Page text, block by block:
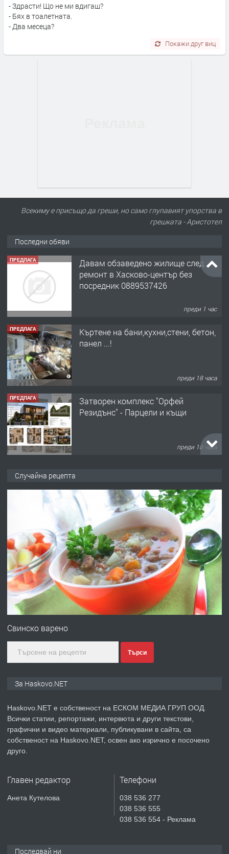
- Здрасти! Що не ми вдигаш?
- Бях в тоалетната.
- Два месеца?
Покажи друг виц
Всекиму е присъщо да греши, но само глупавият упорства в
грешката - Аристотел
Последни обяви
ПРЕДЛАГА
Давам обзаведено жилище след
ремонт в Хасково-център без
посредник 0889537426
преди 1 час
ПРЕДЛАГА
Къртене на бани,кухни,стени, бетон,
панел ...!
преди 18 часа
ПРЕДЛАГА
Затворен комплекс "Орфей
Резидънс" - Парцели и къщи
преди 18 часа
537 426
преди 18 часа
ПРЕДЛАГА
Давам обзаведено жилище за жена
без брокери 0889 537 426
преди 18 часа
ПРЕДЛАГА Под НАЕМ двустаен Орфей
преди 3 дни
ПРЕДЛАГА
🔑 ОБЗАВЕДЕНА ГАРСОНИЕРА ПОД
НАПЪЛНО ОБЗАВЕДЕН И
Случайна рецепта
Свинско варено
Търси
За Haskovo.NET
Haskovo.NET е собственост на ЕСКОМ МЕДИА ГРУП ООД.
Всички статии, репортажи, интервюта и други текстови,
графични и видео материали, публикувани в сайта, са
собственост на Haskovo.NET, освен ако изрично е посочено
друго.
Главен редактор
Анета Кутелова
Телефони
038 536 277
038 536 555
038 536 554 - Реклама
Последвай ни